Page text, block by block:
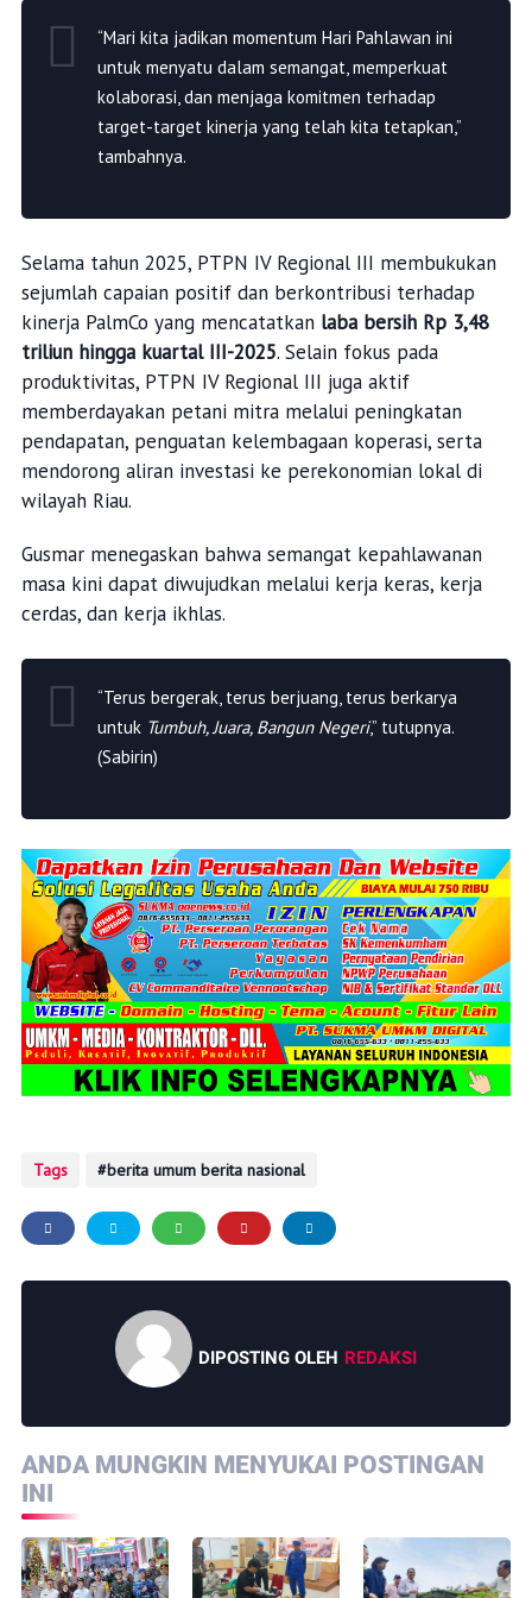
“Mari kita jadikan momentum Hari Pahlawan ini
untuk menyatu dalam semangat, memperkuat
kolaborasi, dan menjaga komitmen terhadap
target-target kinerja yang telah kita tetapkan,”
tambahnya.
Selama tahun 2025, PTPN IV Regional III membukukan
sejumlah capaian positif dan berkontribusi terhadap
kinerja PalmCo yang mencatatkan laba bersih Rp 3,48
triliun hingga kuartal III-2025. Selain fokus pada
produktivitas, PTPN IV Regional III juga aktif
memberdayakan petani mitra melalui peningkatan
pendapatan, penguatan kelembagaan koperasi, serta
mendorong aliran investasi ke perekonomian lokal di
wilayah Riau.
Gusmar menegaskan bahwa semangat kepahlawanan
masa kini dapat diwujudkan melalui kerja keras, kerja
cerdas, dan kerja ikhlas.
“Terus bergerak, terus berjuang, terus berkarya
untuk Tumbuh, Juara, Bangun Negeri,” tutupnya.
(Sabirin)
Tags berita umum berita nasional
DIPOSTING OLEH REDAKSI
ANDA MUNGKIN MENYUKAI POSTINGAN
INI